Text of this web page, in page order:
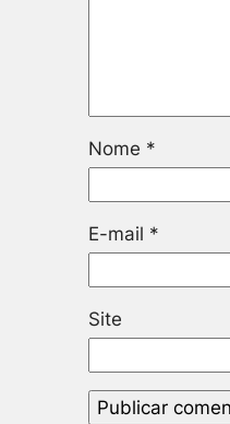
Nome *
E-mail *
Site